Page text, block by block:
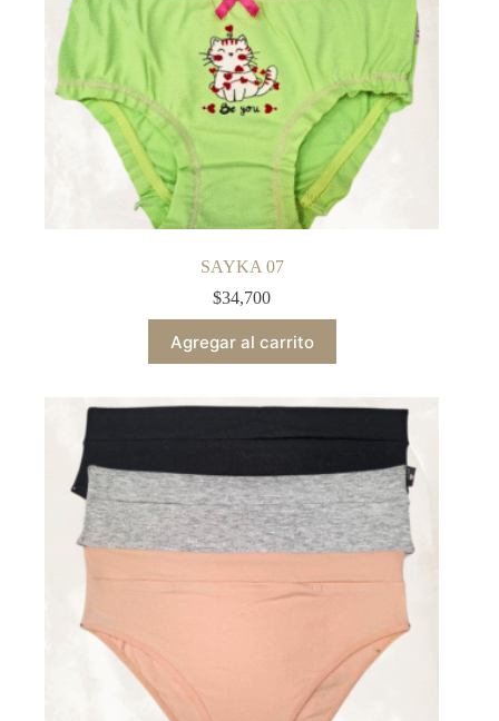
SAYKA 07
$34,700
Agregar al carrito